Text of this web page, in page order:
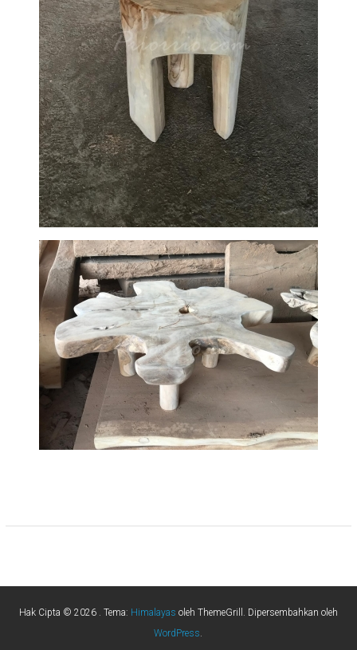
Hak Cipta © 2026 . Tema: Himalayas oleh ThemeGrill. Dipersembahkan oleh
WordPress.